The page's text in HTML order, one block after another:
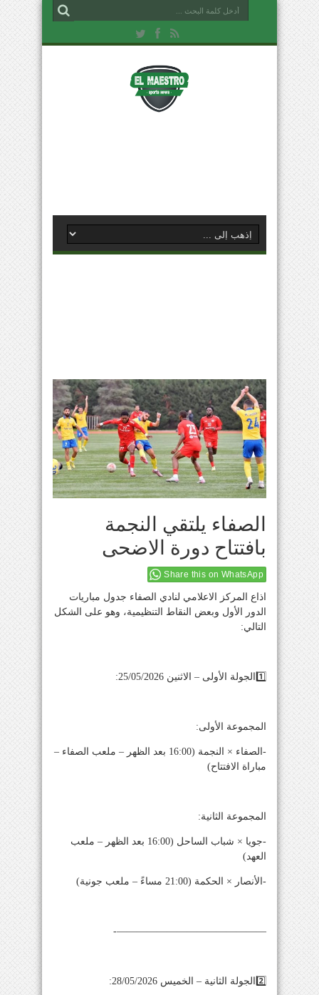
الصفاء يلتقي النجمة
بافتتاح دورة الاضحى
Share this on WhatsApp
اذاع المركز الاعلامي لنادي الصفاء جدول مباريات
الدور الأول وبعض النقاط التنظيمية، وهو على الشكل
التالي:
1️⃣الجولة الأولى – الاثنين 25/05/2026:
المجموعة الأولى:
-الصفاء × النجمة (16:00 بعد الظهر – ملعب الصفاء –
مباراة الافتتاح)
المجموعة الثانية:
-جويا × شباب الساحل (16:00 بعد الظهر – ملعب
العهد)
-الأنصار × الحكمة (21:00 مساءً – ملعب جونية)
———————————————-
2️⃣الجولة الثانية – الخميس 28/05/2026: